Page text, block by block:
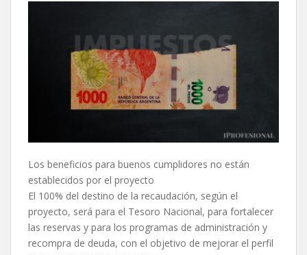
Los beneficios para buenos cumplidores no están
establecidos por el proyecto
El 100% del destino de la recaudación, según el
proyecto, será para el Tesoro Nacional, para fortalecer
las reservas y para los programas de administración y
recompra de deuda, con el objetivo de mejorar el perfil